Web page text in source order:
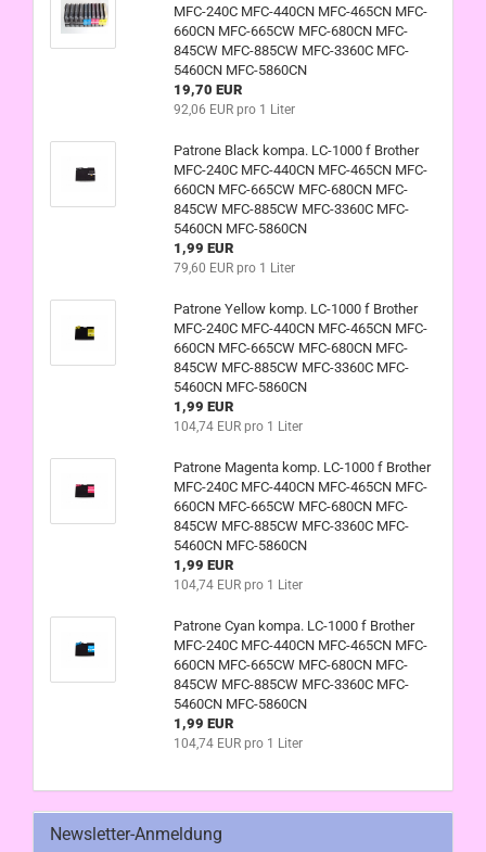
MFC-240C MFC-440CN MFC-465CN MFC-
660CN MFC-665CW MFC-680CN MFC-
845CW MFC-885CW MFC-3360C MFC-
5460CN MFC-5860CN
19,70 EUR
92,06 EUR pro 1 Liter
Patrone Black kompa. LC-1000 f Brother
MFC-240C MFC-440CN MFC-465CN MFC-
660CN MFC-665CW MFC-680CN MFC-
845CW MFC-885CW MFC-3360C MFC-
5460CN MFC-5860CN
1,99 EUR
79,60 EUR pro 1 Liter
Patrone Yellow komp. LC-1000 f Brother
MFC-240C MFC-440CN MFC-465CN MFC-
660CN MFC-665CW MFC-680CN MFC-
845CW MFC-885CW MFC-3360C MFC-
5460CN MFC-5860CN
1,99 EUR
104,74 EUR pro 1 Liter
Patrone Magenta komp. LC-1000 f Brother
MFC-240C MFC-440CN MFC-465CN MFC-
660CN MFC-665CW MFC-680CN MFC-
845CW MFC-885CW MFC-3360C MFC-
5460CN MFC-5860CN
1,99 EUR
104,74 EUR pro 1 Liter
Patrone Cyan kompa. LC-1000 f Brother
MFC-240C MFC-440CN MFC-465CN MFC-
660CN MFC-665CW MFC-680CN MFC-
845CW MFC-885CW MFC-3360C MFC-
5460CN MFC-5860CN
1,99 EUR
104,74 EUR pro 1 Liter
Newsletter-Anmeldung